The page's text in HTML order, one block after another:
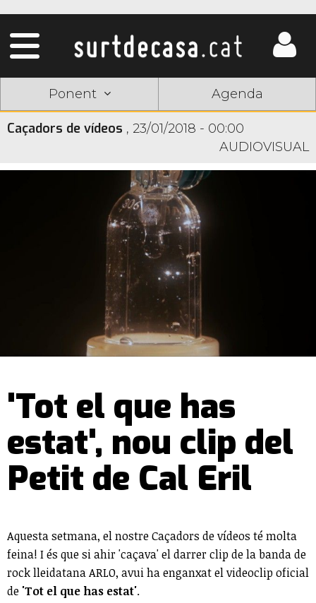
Ponent Agenda
Caçadors de vídeos , 23/01/2018 - 00:00
AUDIOVISUAL
'Tot el que has
estat', nou clip del
Petit de Cal Eril
Aquesta setmana, el nostre Caçadors de vídeos té molta
feina! I és que si ahir 'caçava' el darrer clip de la banda de
rock lleidatana ARLO, avui ha enganxat el videoclip oficial
de 'Tot el que has estat'.